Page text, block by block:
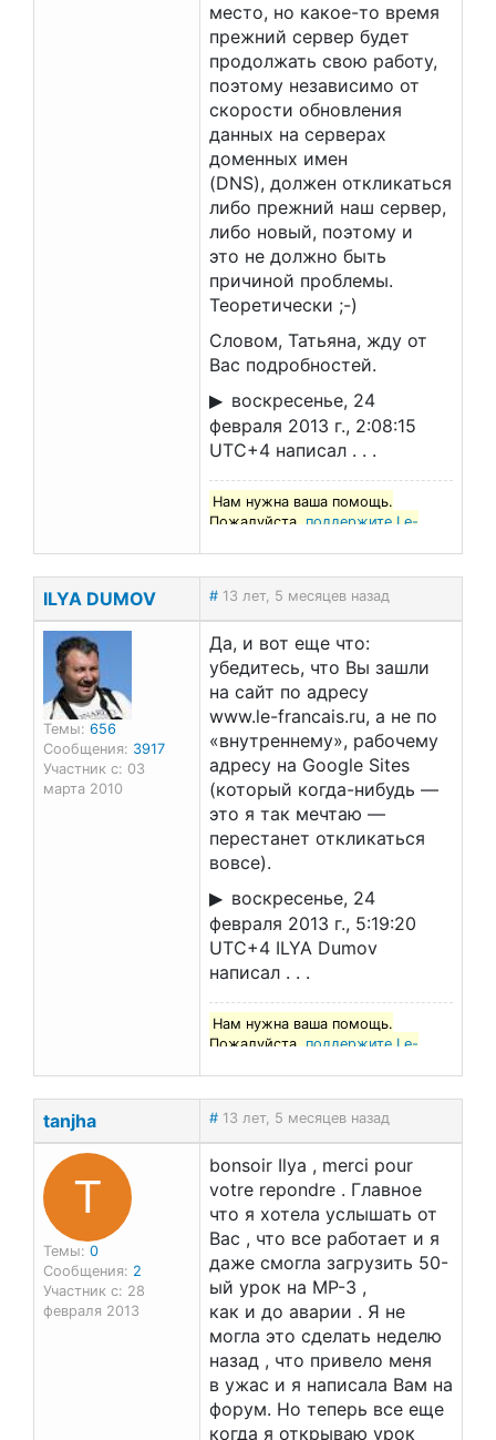
место, но какое-то время
прежний сервер будет
продолжать свою работу,
поэтому независимо от
скорости обновления
данных на серверах
доменных имен
(DNS), должен откликаться
либо прежний наш сервер,
либо новый, поэтому и
это не должно быть
причиной проблемы.
Теоретически ;-)
Словом, Татьяна, жду от
Вас подробностей.
воскресенье, 24
февраля 2013 г., 2:08:15
UTC+4 написал . . .
Нам нужна ваша помощь.
Пожалуйста,поддержите Le-
ILYA DUMOV # 13 лет, 5 месяцев назад
Темы: 656
Сообщения: 3917
Участник с: 03
марта 2010
Да, и вот еще что:
убедитесь, что Вы зашли
на сайт по адресу
www.le-francais.ru, а не по
«внутреннему», рабочему
адресу на Google Sites
(который когда-нибудь —
это я так мечтаю —
перестанет откликаться
вовсе).
воскресенье, 24
февраля 2013 г., 5:19:20
UTC+4 ILYA Dumov
написал . . .
Нам нужна ваша помощь.
Пожалуйста,поддержите Le-
tanjha # 13 лет, 5 месяцев назад
T
Темы: 0
Сообщения: 2
Участник с: 28
февраля 2013
bonsoir Ilya , merci pour
votre repondre . Главное
что я хотела услышать от
Вас , что все работает и я
даже смогла загрузить 50-
ый урок на MP-3 ,
как и до аварии . Я не
могла это сделать неделю
назад , что привело меня
в ужас и я написала Вам на
форум. Но теперь все еще
когда я открываю урок